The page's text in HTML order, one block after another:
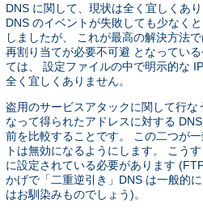
DNS に関して、現状は全く宜しくあ
DNS のイベントが失敗しても少なく
しましたが、 これが最高の解決方法
再割り当てが必要不可避 となってい
ては、 設定ファイルの中で明示的な
全く宜しくありません。
盗用のサービスアタックに関して行
なって得られたアドレスに対する
前を比較することです。 この二つが
トは無効になるようにします。 こう
に設定されている必要があります
かげで「二重逆引き」DNS は一般的
はお馴染みものでしょう)。